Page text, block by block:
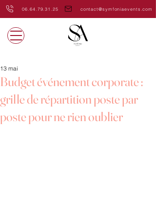
06.64.79.31.25 contact@symfoniaevents.com
Budget événement corporate :
grille de répartition poste par
poste pour ne rien oublier
13 mai